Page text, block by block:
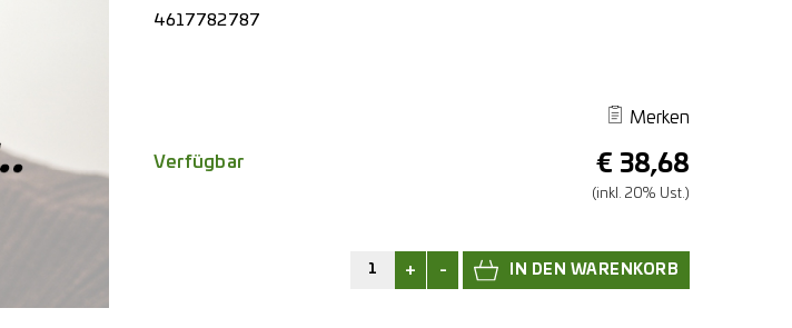
4617782787
Merken
€ 38,68
(inkl. 20% Ust.)
Verfügbar
+ -